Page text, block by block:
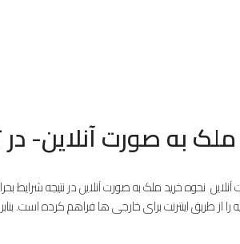
به صورت آنلاین- در
نحوه خرید ملک به صورت آنلاین در نتیجه شرایط
را از طریق اینترنت برای خارجی ها فراهم کرده است.